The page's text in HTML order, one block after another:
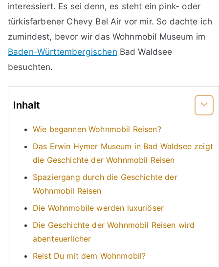
interessiert. Es sei denn, es steht ein pink- oder
türkisfarbener Chevy Bel Air vor mir. So dachte ich
zumindest, bevor wir das Wohnmobil Museum im
Baden-Württembergischen Bad Waldsee
besuchten.
Inhalt
Wie begannen Wohnmobil Reisen?
Das Erwin Hymer Museum in Bad Waldsee zeigt
die Geschichte der Wohnmobil Reisen
Spaziergang durch die Geschichte der
Wohnmobil Reisen
Die Wohnmobile werden luxuriöser
Die Geschichte der Wohnmobil Reisen wird
abenteuerlicher
Reist Du mit dem Wohnmobil?